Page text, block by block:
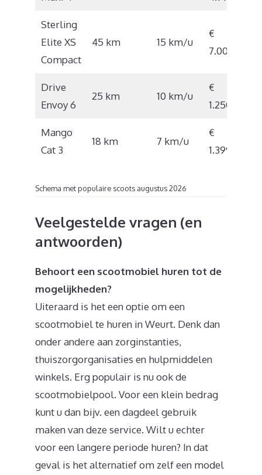
Sterling
Elite XS
Compact
45 km 15 km/u
€
7.005
Drive
Envoy 6
25 km 10 km/u
€
1.250
Mango
Cat 3
18 km 7 km/u
€
1.399
Schema met populaire scoots augustus 2026
Veelgestelde vragen (en
antwoorden)
Behoort een scootmobiel huren tot de
mogelijkheden?
Uiteraard is het een optie om een
scootmobiel te huren in Weurt. Denk dan
onder andere aan zorginstanties,
thuiszorgorganisaties en hulpmiddelen
winkels. Erg populair is nu ook de
scootmobielpool. Voor een klein bedrag
kunt u dan bijv. een dagdeel gebruik
maken van deze service. Wilt u echter
voor een langere periode huren? In dat
geval is het alternatief om zelf een model